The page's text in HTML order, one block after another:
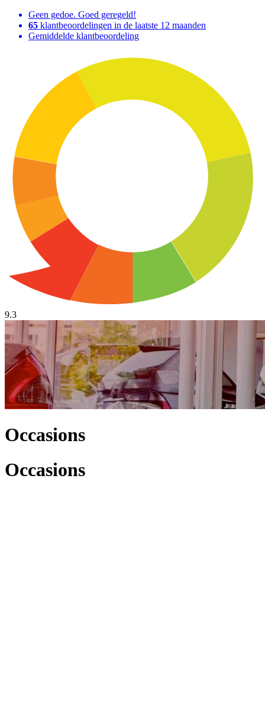
Geen gedoe. Goed geregeld!
65 klantbeoordelingen in de laatste 12 maanden
Gemiddelde klantbeoordeling
9.3
Occasions
Occasions